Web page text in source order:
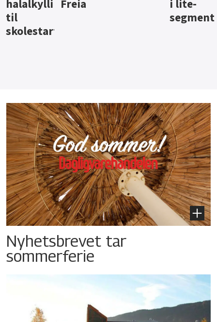
i lite-
Nyhetsbrevet tar
sommerferie